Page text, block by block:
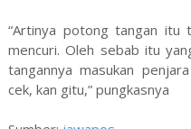
“Artinya potong tangan itu
mencuri. Oleh sebab itu
tangannya masukan
cek, kan gitu,” pungkasnya